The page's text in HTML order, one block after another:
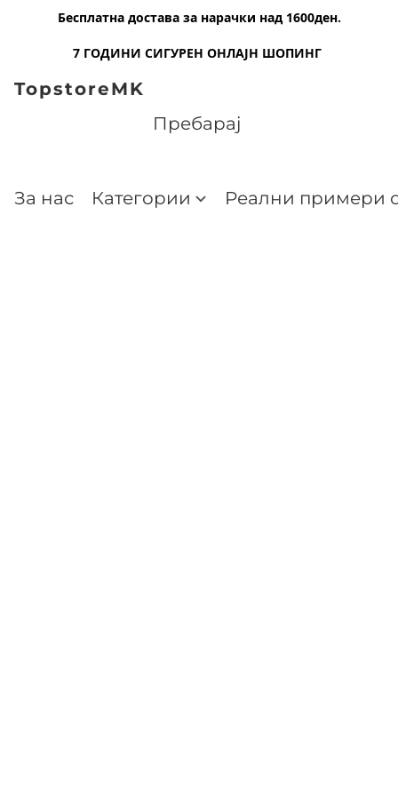
Бесплатна достава за нарачки над 1600ден.
7 ГОДИНИ СИГУРЕН ОНЛАЈН ШОПИНГ
TopstoreMK
За нас Категории Реални примери